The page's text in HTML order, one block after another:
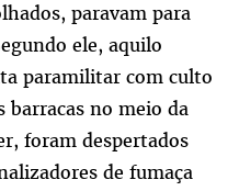
paravam para
ele, aquilo
paramilitar com culto
barracas no meio da
foram despertados
de fumaça